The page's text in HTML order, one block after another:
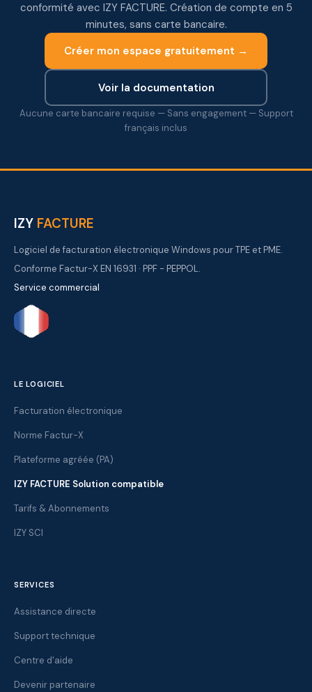
conformité avec IZY FACTURE. Création de compte en 5
minutes, sans carte bancaire.
Créer mon espace gratuitement →
Voir la documentation
Aucune carte bancaire requise — Sans engagement — Support
français inclus
IZY FACTURE
Logiciel de facturation électronique Windows pour TPE et PME.
Conforme Factur-X EN 16931 · PPF - PEPPOL.
Service commercial
LE LOGICIEL
Facturation électronique
Norme Factur-X
Plateforme agréée (PA)
IZY FACTURE Solution compatible
Tarifs & Abonnements
IZY SCI
SERVICES
Assistance directe
Support technique
Centre d'aide
Devenir partenaire